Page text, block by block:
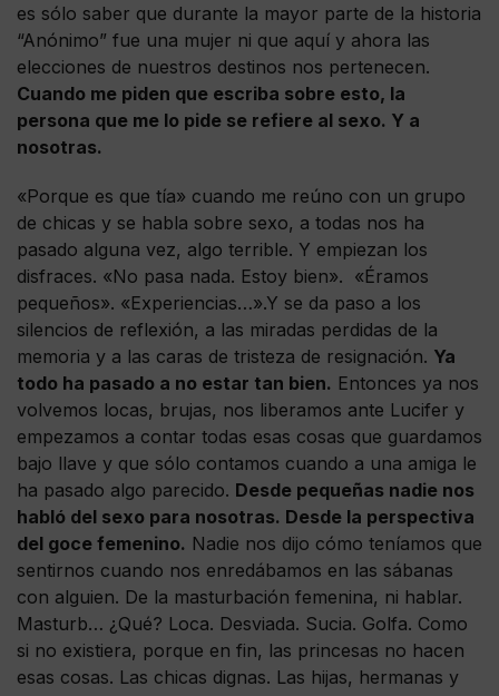
es sólo saber que durante la mayor parte de la historia
“Anónimo” fue una mujer ni que aquí y ahora las
elecciones de nuestros destinos nos pertenecen.
Cuando me piden que escriba sobre esto, la
persona que me lo pide se refiere al sexo. Y a
nosotras.
«Porque es que tía» cuando me reúno con un grupo
de chicas y se habla sobre sexo, a todas nos ha
pasado alguna vez, algo terrible. Y empiezan los
disfraces. «No pasa nada. Estoy bien». «Éramos
pequeños». «Experiencias…».Y se da paso a los
silencios de reflexión, a las miradas perdidas de la
memoria y a las caras de tristeza de resignación. Ya
todo ha pasado a no estar tan bien. Entonces ya nos
volvemos locas, brujas, nos liberamos ante Lucifer y
empezamos a contar todas esas cosas que guardamos
bajo llave y que sólo contamos cuando a una amiga le
ha pasado algo parecido. Desde pequeñas nadie nos
habló del sexo para nosotras. Desde la perspectiva
del goce femenino. Nadie nos dijo cómo teníamos que
sentirnos cuando nos enredábamos en las sábanas
con alguien. De la masturbación femenina, ni hablar.
Masturb… ¿Qué? Loca. Desviada. Sucia. Golfa. Como
si no existiera, porque en fin, las princesas no hacen
esas cosas. Las chicas dignas. Las hijas, hermanas y